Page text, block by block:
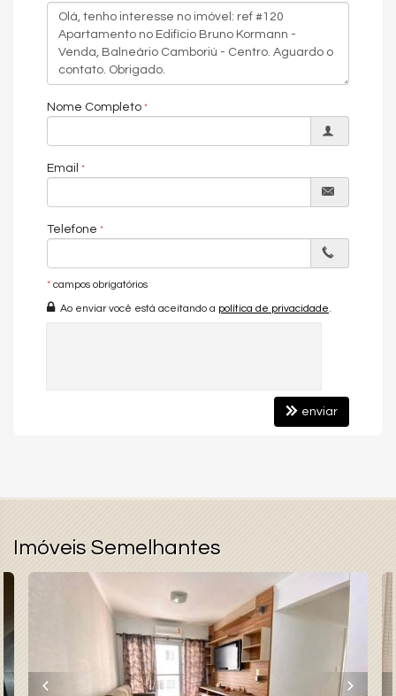
Nome Completo
Email
Telefone
* campos obrigatórios
Ao enviar você está aceitando a política de privacidade
enviar
Imóveis Semelhantes